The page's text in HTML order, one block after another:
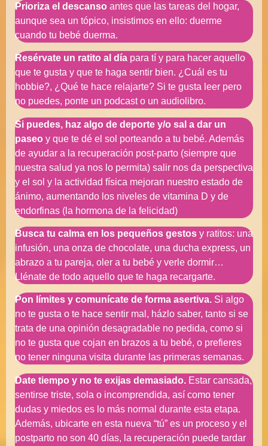
Prioriza el descanso antes que las tareas del hogar,
aunque sea un tópico, insistimos en ello: duerme
cuando tu bebé duerma.
Resérvate un ratito al día para tí y para hacer aquello
que te gusta y que te haga sentir bien. ¿Cuál es tu
hobbie?, ¿Qué te hace relajarte? Si te gusta leer pero
no puedes, ponte un podcast o un audiolibro.
Si puedes, haz algo de deporte y/o sal a dar un
paseo y que te dé el sol porteando a tu bebé. Además
de ayudar a la recuperación post-parto (siempre que
nuestra salud ya nos lo permita) salir nos da perspectiva
y el sol y la actividad física mejoran nuestro estado de
ánimo, aumentando los niveles de vitamina D y de
endorfinas (la hormona de la felicidad)
Busca tu calma en los pequeños gestos y ratitos: una
infusión, una onza de chocolate, una ducha express, un
abrazo a tu pareja, oler a tu bebé y verle dormir…
Llénate de todo aquello que te haga recargarte.
Pon límites y comunícate de forma asertiva. Si algo
no te gusta o te hace sentir mal, házlo saber, tanto si se
trata de una opinión desagradable no pedida, como si
no te gusta que cojan en brazos a tu bebé, o prefieres
no tener ninguna visita durante las primeras semanas.
Date tiempo y no te exijas demasiado. Estar cansada,
sentirse triste, sola o incomprendida, así como tener
dudas y miedos es lo más normal durante esta etapa.
Además, ubicarte en esta nueva “tú” es un proceso y el
postparto no son 40 días, la recuperación puede tardar